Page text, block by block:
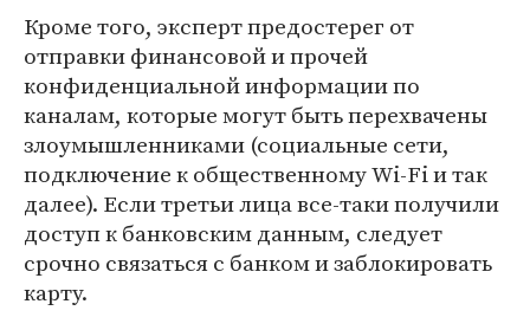
Кроме того, эксперт предостерег от
отправки финансовой и прочей
конфиденциальной информации по
каналам, которые могут быть перехвачены
злоумышленниками (социальные сети,
подключение к общественному Wi-Fi и так
далее). Если третьи лица все-таки получили
доступ к банковским данным, следует
срочно связаться с банком и заблокировать
карту.